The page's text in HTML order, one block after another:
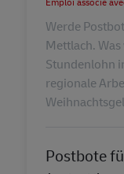
Werde
Mettlach.
Stundenlohn
regionale
Postbote